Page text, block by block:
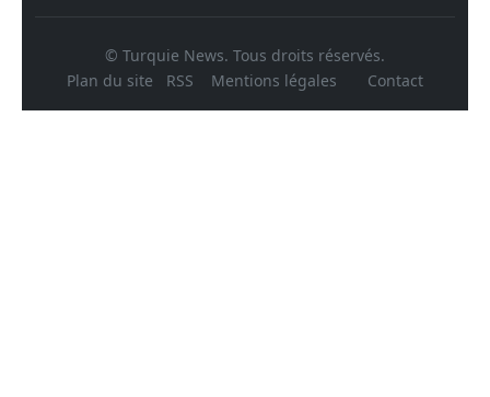
© Turquie News. Tous droits réservés.
Plan du site
RSS Mentions légales Contact